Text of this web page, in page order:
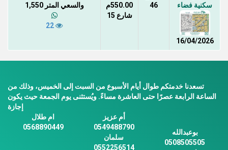
سكنية فضاء
16/04/2026
46
550.00م
شارع 15
والسعي المتر 1,550
تسعدنا خدمتكم طوال أيام الأسبوع من السبت إلى الخميس، وذلك من
الساعة الرابعة عصرًا حتى العاشرة مساءً. ويُستثنى يوم الجمعة حيث يكون
إجازة
ام طلال
0568890449
أم عزيز
0549488790
سلمان
0552256514
بوعبدالله
0508505505